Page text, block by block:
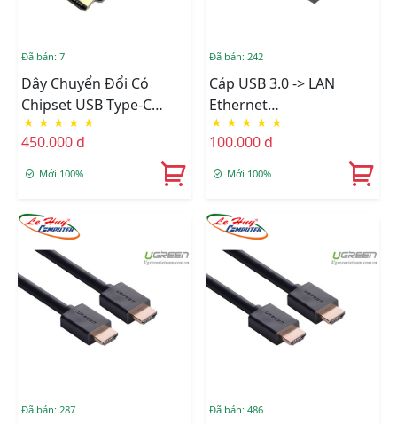
Đã bán: 7
Dây Chuyển Đổi Có
Chipset USB Type-C
Sang HDMI Dài 1.5M
Ugreen (50570)
★ ★ ★ ★ ★
450.000 đ
Mới 100%
Đã bán: 242
Cáp USB 3.0 -> LAN
Ethernet
10/100/1000Mbps
★ ★ ★ ★ ★
100.000 đ
Mới 100%
Đã bán: 287 Đã bán: 486